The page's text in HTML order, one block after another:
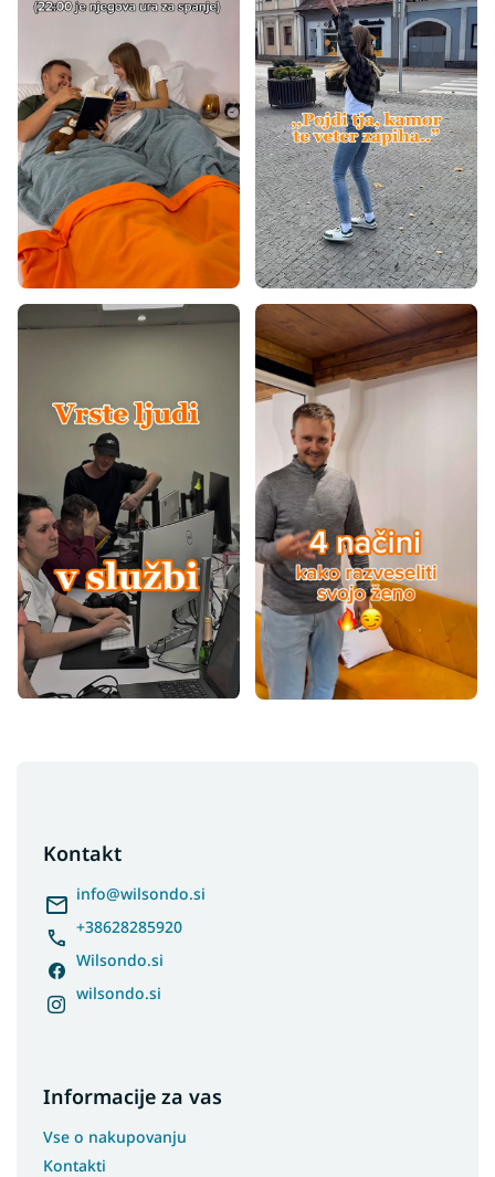
Kontakt
info@wilsondo.si
+38628285920
Wilsondo.si
wilsondo.si
Informacije za vas
Vse o nakupovanju
Kontakti